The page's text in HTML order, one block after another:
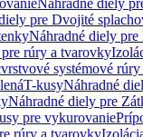
Náhradné diely
pre Dvojité
Náhradné diely pre
rúry a tvarovky
systémové
T-kusyNáhradné
Náhradné diely pre
pre vykurovanie
rúry a tvarovky